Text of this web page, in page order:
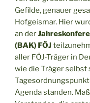
Gefilde, genauer
Hofgeismar. Hier
an der
(BAK) FÖJ
aller FÖJ-Träger in
wie die Träger selbst
Agenda standen.